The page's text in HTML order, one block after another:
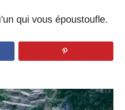
qui vous époustoufle.